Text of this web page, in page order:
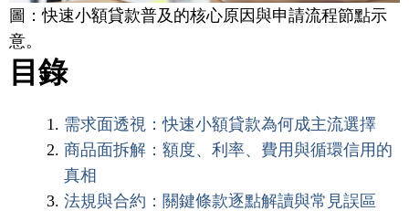
圖：快速小額貸款普及的核心原因與申請流程節點示
意。
目錄
需求面透視：快速小額貸款為何成主流選擇
商品面拆解：額度、利率、費用與循環信用的
真相
法規與合約：關鍵條款逐點解讀與常見誤區